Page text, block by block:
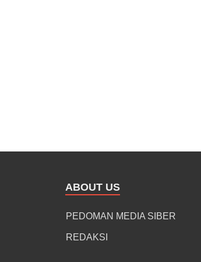
ABOUT US
PEDOMAN MEDIA SIBER
REDAKSI